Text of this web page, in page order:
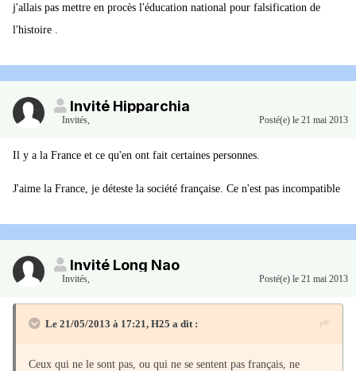
j'allais pas mettre en procès l'éducation national pour falsification de
l'histoire .
Invité Hipparchia
Invités Posté(e) le 21 mai 2013
Il y a la France et ce qu'en ont fait certaines personnes.
J'aime la France, je déteste la société française. Ce n'est pas incompatible
Invité Long Nao
Invités Posté(e) le 21 mai 2013
Le 21/05/2013 à 17:21, H25 a dit :
Ceux qui ne le sont pas, ou qui ne se sentent pas français, ne